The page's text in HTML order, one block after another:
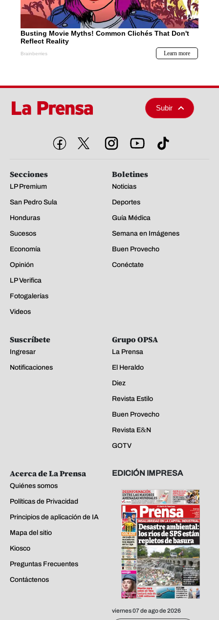
Subir
Secciones
LP Premium
San Pedro Sula
Honduras
Sucesos
Economía
Opinión
LP Verifica
Fotogalerías
Videos
Boletines
Noticias
Deportes
Guía Médica
Semana en Imágenes
Buen Provecho
Conéctate
Suscríbete
Ingresar
Notificaciones
Grupo OPSA
La Prensa
El Heraldo
Diez
Revista Estilo
Buen Provecho
Revista E&N
GOTV
Acerca de La Prensa
Quiénes somos
Políticas de Privacidad
Principios de aplicación de IA
Mapa del sitio
Kiosco
Preguntas Frecuentes
Contáctenos
EDICIÓN IMPRESA
viernes 07 de ago de 2026